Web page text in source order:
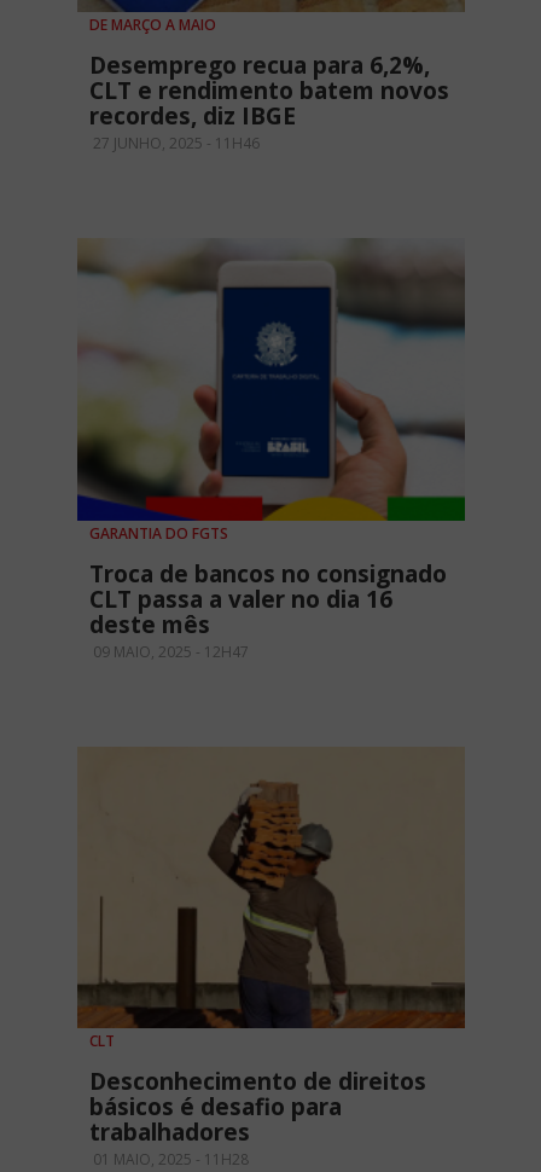
DE MARÇO A MAIO
Desemprego recua para 6,2%,
CLT e rendimento batem novos
recordes, diz IBGE
27 JUNHO, 2025 - 11H46
GARANTIA DO FGTS
Troca de bancos no consignado
CLT passa a valer no dia 16
deste mês
09 MAIO, 2025 - 12H47
CLT
Desconhecimento de direitos
básicos é desafio para
trabalhadores
01 MAIO, 2025 - 11H28